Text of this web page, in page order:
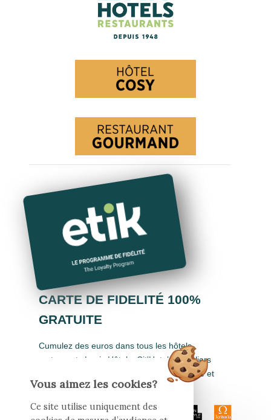
CARTE DE FIDELITÉ 100%
GRATUITE
Cumulez des euros dans tous les hôtels-
restaurants Logis Hôtels, Cit'Hotel, Singuliers
Hôtels, Demeures & Châteaux, Urban Style et
Auberge de Pays.
Vous aimez les cookies?
Ce site utilise uniquement des